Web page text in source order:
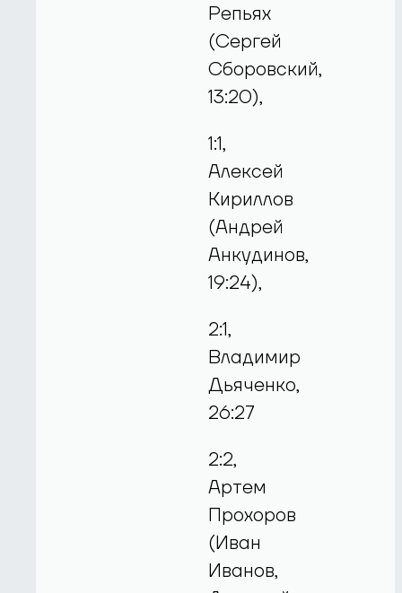
Репьях
(Сергей
Сборовский,
13:20),
1:1,
Алексей
Кириллов
(Андрей
Анкудинов,
19:24),
2:1,
Владимир
Дьяченко,
26:27
2:2,
Артем
Прохоров
(Иван
Иванов,